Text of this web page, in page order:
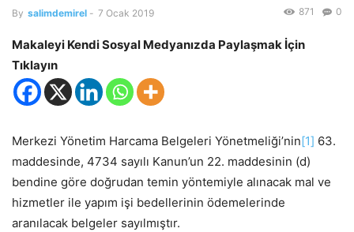
By salimdemirel - 7 Ocak 2019 0
871
Makaleyi Kendi Sosyal Medyanızda Paylaşmak İçin
Tıklayın
Merkezi Yönetim Harcama Belgeleri Yönetmeliği’nin[1] 63.
maddesinde, 4734 sayılı Kanun’un 22. maddesinin (d)
bendine göre doğrudan temin yöntemiyle alınacak mal ve
hizmetler ile yapım işi bedellerinin ödemelerinde
aranılacak belgeler sayılmıştır.